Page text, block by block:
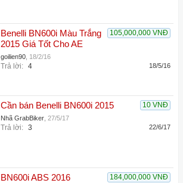
105,000,000 VNĐ
Benelli BN600i Màu Trắng
2015 Giá Tốt Cho AE
goilien90 18/2/16
Trả lời: 4 18/5/16
10 VNĐ
Cần bán Benelli BN600i 2015
Nhã GrabBiker 27/5/17
Trả lời: 3 22/6/17
184,000,000 VNĐ
BN600i ABS 2016